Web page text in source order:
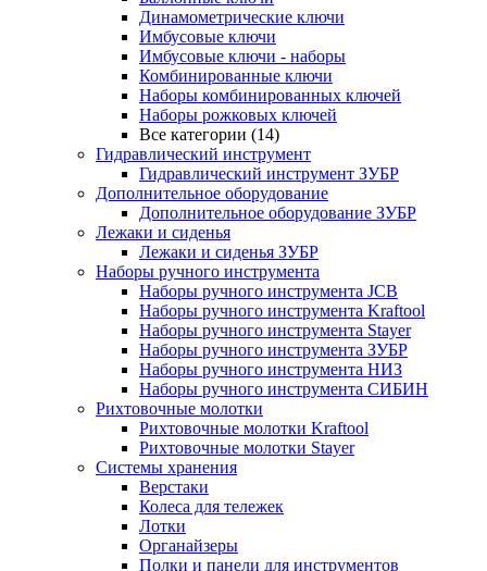
Динамометрические ключи
Имбусовые ключи
Имбусовые ключи - наборы
Комбинированные ключи
Наборы комбинированных ключей
Наборы рожковых ключей
Все категории (14)
Гидравлический инструмент
Гидравлический инструмент ЗУБР
Дополнительное оборудование
Дополнительное оборудование ЗУБР
Лежаки и сиденья
Лежаки и сиденья ЗУБР
Наборы ручного инструмента
Наборы ручного инструмента JCB
Наборы ручного инструмента Kraftool
Наборы ручного инструмента Stayer
Наборы ручного инструмента ЗУБР
Наборы ручного инструмента НИЗ
Наборы ручного инструмента СИБИН
Рихтовочные молотки
Рихтовочные молотки Kraftool
Рихтовочные молотки Stayer
Системы хранения
Верстаки
Колеса для тележек
Лотки
Органайзеры
Полки и панели для инструментов